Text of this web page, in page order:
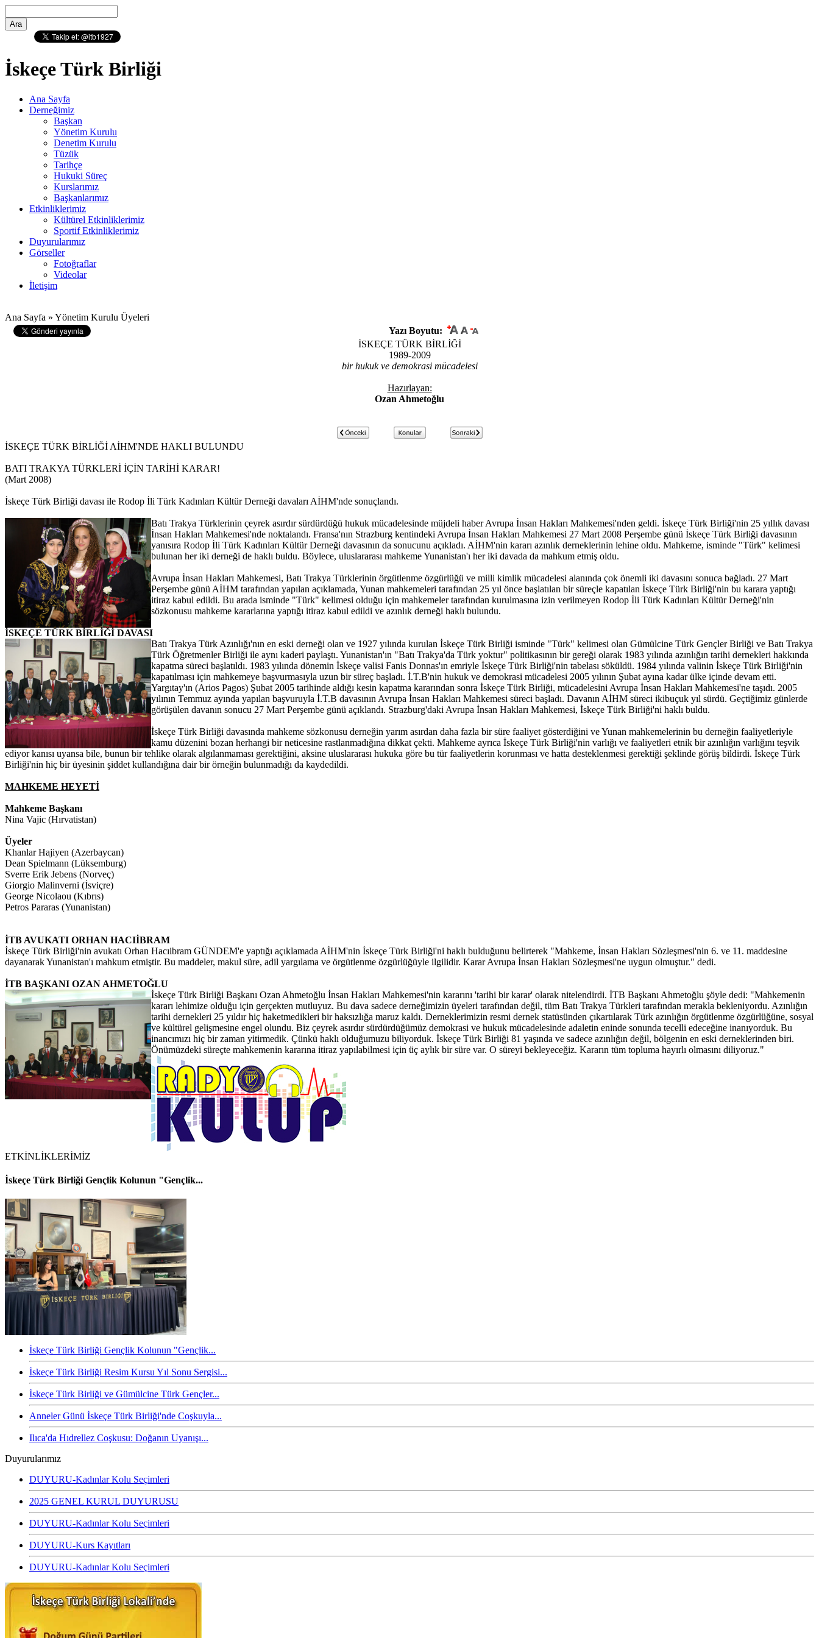
İskeçe Türk Birliği
Ana Sayfa
Derneğimiz
Başkan
Yönetim Kurulu
Denetim Kurulu
Tüzük
Tarihçe
Hukuki Süreç
Kurslarımız
Başkanlarımız
Etkinliklerimiz
Kültürel Etkinliklerimiz
Sportif Etkinliklerimiz
Duyurularımız
Görseller
Fotoğraflar
Videolar
İletişim
Ana Sayfa » Yönetim Kurulu Üyeleri
Yazı Boyutu:
İSKEÇE TÜRK BİRLİĞİ
1989-2009
bir hukuk ve demokrasi mücadelesi
Hazırlayan:
Ozan Ahmetoğlu
İSKEÇE TÜRK BİRLİĞİ AİHM'NDE HAKLI BULUNDU
BATI TRAKYA TÜRKLERİ İÇİN TARİHİ KARAR!
(Mart 2008)
İskeçe Türk Birliği davası ile Rodop İli Türk Kadınları Kültür Derneği davaları AİHM'nde sonuçlandı.
Batı Trakya Türklerinin çeyrek asırdır sürdürdüğü hukuk mücadelesinde müjdeli haber Avrupa İnsan Hakları Mahkemesi'nden geldi. İskeçe Türk Birliği'nin 25 yıllık davası
İnsan Hakları Mahkemesi'nde noktalandı. Fransa'nın Strazburg kentindeki Avrupa İnsan Hakları Mahkemesi 27 Mart 2008 Perşembe günü İskeçe Türk Birliği davasının
yanısıra Rodop İli Türk Kadınları Kültür Derneği davasının da sonucunu açıkladı. AİHM'nin kararı azınlık derneklerinin lehine oldu. Mahkeme, isminde "Türk" kelimesi
bulunan her iki derneği de haklı buldu. Böylece, uluslararası mahkeme Yunanistan'ı her iki davada da mahkum etmiş oldu.
Avrupa İnsan Hakları Mahkemesi, Batı Trakya Türklerinin örgütlenme özgürlüğü ve milli kimlik mücadelesi alanında çok önemli iki davasını sonuca bağladı. 27 Mart
Perşembe günü AİHM tarafından yapılan açıklamada, Yunan mahkemeleri tarafından 25 yıl önce başlatılan bir süreçle kapatılan İskeçe Türk Birliği'nin bu karara yaptığı
itiraz kabul edildi. Bu arada isminde "Türk" kelimesi olduğu için mahkemeler tarafından kurulmasına izin verilmeyen Rodop İli Türk Kadınları Kültür Derneği'nin
sözkonusu mahkeme kararlarına yaptığı itiraz kabul edildi ve azınlık derneği haklı bulundu.
İSKEÇE TÜRK BİRLİĞİ DAVASI
Batı Trakya Türk Azınlığı'nın en eski derneği olan ve 1927 yılında kurulan İskeçe Türk Birliği isminde "Türk" kelimesi olan Gümülcine Türk Gençler Birliği ve Batı Trakya
Türk Öğretmenler Birliği ile aynı kaderi paylaştı. Yunanistan'ın "Batı Trakya'da Türk yoktur" politikasının bir gereği olarak 1983 yılında azınlığın tarihi dernekleri hakkında
kapatma süreci başlatıldı. 1983 yılında dönemin İskeçe valisi Fanis Donnas'ın emriyle İskeçe Türk Birliği'nin tabelası söküldü. 1984 yılında valinin İskeçe Türk Birliği'nin
kapatılması için mahkemeye başvurmasıyla uzun bir süreç başladı. İ.T.B'nin hukuk ve demokrasi mücadelesi 2005 yılının Şubat ayına kadar ülke içinde devam etti.
Yargıtay'ın (Arios Pagos) Şubat 2005 tarihinde aldığı kesin kapatma kararından sonra İskeçe Türk Birliği, mücadelesini Avrupa İnsan Hakları Mahkemesi'ne taşıdı. 2005
yılının Temmuz ayında yapılan başvuruyla İ.T.B davasının Avrupa İnsan Hakları Mahkemesi süreci başladı. Davanın AİHM süreci ikibuçuk yıl sürdü. Geçtiğimiz günlerde
görüşülen davanın sonucu 27 Mart Perşembe günü açıklandı. Strazburg'daki Avrupa İnsan Hakları Mahkemesi, İskeçe Türk Birliği'ni haklı buldu.
İskeçe Türk Birliği davasında mahkeme sözkonusu derneğin yarım asırdan daha fazla bir süre faaliyet gösterdiğini ve Yunan mahkemelerinin bu derneğin faaliyetleriyle
kamu düzenini bozan herhangi bir neticesine rastlanmadığına dikkat çekti. Mahkeme ayrıca İskeçe Türk Birliği'nin varlığı ve faaliyetleri etnik bir azınlığın varlığını teşvik
ediyor kanısı uyansa bile, bunun bir tehlike olarak algılanmaması gerektiğini, aksine uluslararası hukuka göre bu tür faaliyetlerin korunması ve hatta desteklenmesi gerektiği şeklinde görüş bildirdi. İskeçe Türk
Birliği'nin hiç bir üyesinin şiddet kullandığına dair bir örneğin bulunmadığı da kaydedildi.
MAHKEME HEYETİ
Mahkeme Başkanı
Nina Vajic (Hırvatistan)
Üyeler
Khanlar Hajiyen (Azerbaycan)
Dean Spielmann (Lüksemburg)
Sverre Erik Jebens (Norveç)
Giorgio Malinverni (İsviçre)
George Nicolaou (Kıbrıs)
Petros Pararas (Yunanistan)
İTB AVUKATI ORHAN HACIİBRAM
İskeçe Türk Birliği'nin avukatı Orhan Hacıibram GÜNDEM'e yaptığı açıklamada AİHM'nin İskeçe Türk Birliği'ni haklı bulduğunu belirterek "Mahkeme, İnsan Hakları Sözleşmesi'nin 6. ve 11. maddesine
dayanarak Yunanistan'ı mahkum etmiştir. Bu maddeler, makul süre, adil yargılama ve örgütlenme özgürlüğüyle ilgilidir. Karar Avrupa İnsan Hakları Sözleşmesi'ne uygun olmuştur." dedi.
İTB BAŞKANI OZAN AHMETOĞLU
İskeçe Türk Birliği Başkanı Ozan Ahmetoğlu İnsan Hakları Mahkemesi'nin kararını 'tarihi bir karar' olarak nitelendirdi. İTB Başkanı Ahmetoğlu şöyle dedi: "Mahkemenin
kararı lehimize olduğu için gerçekten mutluyuz. Bu dava sadece derneğimizin üyeleri tarafından değil, tüm Batı Trakya Türkleri tarafından merakla bekleniyordu. Azınlığın
tarihi dernekleri 25 yıldır hiç haketmedikleri bir haksızlığa maruz kaldı. Derneklerimizin resmi dernek statüsünden çıkartılarak Türk azınlığın örgütlenme özgürlüğüne, sosyal
ve kültürel gelişmesine engel olundu. Biz çeyrek asırdır sürdürdüğümüz demokrasi ve hukuk mücadelesinde adaletin eninde sonunda tecelli edeceğine inanıyorduk. Bu
inancımızı hiç bir zaman yitirmedik. Çünkü haklı olduğumuzu biliyorduk. İskeçe Türk Birliği 81 yaşında ve sadece azınlığın değil, bölgenin en eski derneklerinden biri.
Önümüzdeki süreçte mahkemenin kararına itiraz yapılabilmesi için üç aylık bir süre var. O süreyi bekleyeceğiz. Kararın tüm topluma hayırlı olmasını diliyoruz."
ETKİNLİKLERİMİZ
İskeçe Türk Birliği Gençlik Kolunun "Gençlik...
İskeçe Türk Birliği Gençlik Kolunun "Gençlik...
İskeçe Türk Birliği Resim Kursu Yıl Sonu Sergisi...
İskeçe Türk Birliği ve Gümülcine Türk Gençler...
Anneler Günü İskeçe Türk Birliği'nde Coşkuyla...
Ilıca'da Hıdrellez Coşkusu: Doğanın Uyanışı...
Duyurularımız
DUYURU-Kadınlar Kolu Seçimleri
2025 GENEL KURUL DUYURUSU
DUYURU-Kadınlar Kolu Seçimleri
DUYURU-Kurs Kayıtları
DUYURU-Kadınlar Kolu Seçimleri